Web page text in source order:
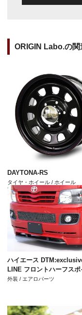
ORIGIN Labo.の関
DAYTONA-RS
タイヤ・ホイール / ホイール
ハイエース
LINE フロントハーフス
外装 / エアロパーツ